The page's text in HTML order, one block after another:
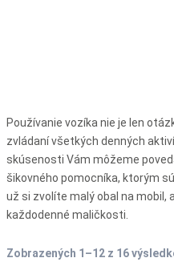
Používanie vozíka nie je len
zvládaní všetkých denných
skúsenosti Vám môžeme
šikovného pomocníka, ktorým
už si zvolíte malý obal na mobil,
každodenné maličkosti.
Zobrazených 1–12 z 16